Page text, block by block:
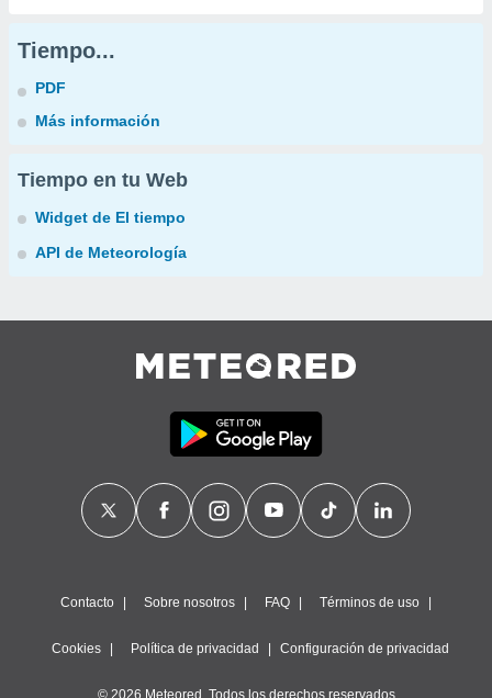
Tiempo...
PDF
Más información
Tiempo en tu Web
Widget de El tiempo
API de Meteorología
Contacto Sobre nosotros FAQ Términos de uso
Cookies Política de privacidad Configuración de privacidad
© 2026 Meteored. Todos los derechos reservados